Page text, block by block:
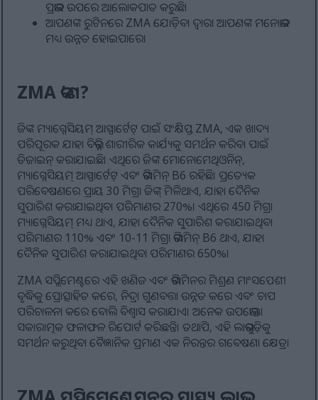
ପ୍ରଭାବ ଉପରେ ଆଲୋକପାତ କରୁଛି।
ଆପଣଙ୍କ ରୁଟିନରେ ZMA ଯୋଡ଼ିବା ଦ୍ୱାରା ଆପଣଙ୍କ ମନୋଭାବ
ମଧ୍ୟ ଉନ୍ନତ ହୋଇପାରେ।
ZMA କ’ଣ?
ଜିଙ୍କ ମ୍ୟାଗ୍ନେସିୟମ୍ ଆସ୍ପାର୍ଟେଟ୍ ପାଇଁ ସଂକ୍ଷିପ୍ତ ZMA, ଏକ ଖାଦ୍ୟ
ପରିପୂରକ ଯାହା ବିଭିନ୍ନ ଶାରୀରିକ କାର୍ଯ୍ୟକୁ ସମର୍ଥନ କରିବା ପାଇଁ
ଡିଜାଇନ୍ କରାଯାଇଛି। ଏଥିରେ ଜିଙ୍କ ମୋନୋମେଥିଓନିନ୍,
ମ୍ୟାଗ୍ନେସିୟମ୍ ଆସ୍ପାର୍ଟେଟ୍ ଏବଂ ଭିଟାମିନ୍ B6 ରହିଛି। ପ୍ରତ୍ୟେକ
ପରିବେଷଣରେ ପ୍ରାୟ 30 ମିଗ୍ରା ଜିଙ୍କ୍ ମିଳିଥାଏ, ଯାହା ଦୈନିକ
ସୁପାରିଶ କରାଯାଇଥିବା ପରିମାଣର 270%। ଏଥିରେ 450 ମିଗ୍ରା
ମ୍ୟାଗ୍ନେସିୟମ୍ ମଧ୍ୟ ଥାଏ, ଯାହା ଦୈନିକ ସୁପାରିଶ କରାଯାଇଥିବା
ପରିମାଣର 110% ଏବଂ 10-11 ମିଗ୍ରା ଭିଟାମିନ୍ B6 ଥାଏ, ଯାହା
ଦୈନିକ ସୁପାରିଶ କରାଯାଇଥିବା ପରିମାଣର 650%।
ZMA ସପ୍ଲିମେଣ୍ଟରେ ଏହି ଖଣିଜ ଏବଂ ଭିଟାମିନର ମିଶ୍ରଣ ମାଂସପେଶୀ
ବୃଦ୍ଧିକୁ ପ୍ରୋତ୍ସାହିତ କରେ, ନିଦ୍ରା ଗୁଣବତ୍ତା ଉନ୍ନତ କରେ ଏବଂ ଚାପ
ପରିଚାଳନା କରେ ବୋଲି ବିଶ୍ୱାସ କରାଯାଏ। ଅନେକ ଉପଭୋକ୍ତା
ସକାରାତ୍ମକ ଫଳାଫଳ ରିପୋର୍ଟ କରିଛନ୍ତି। ତଥାପି, ଏହି ଲାଭଗୁଡ଼ିକୁ
ସମର୍ଥନ କରୁଥିବା ବୈଜ୍ଞାନିକ ପ୍ରମାଣ ଏକ ନିରନ୍ତର ଗବେଷଣା କ୍ଷେତ୍ର।